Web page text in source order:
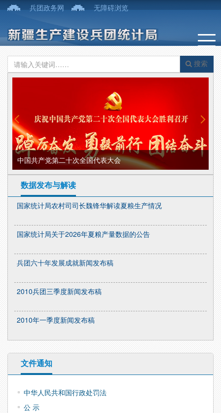
兵团政务网 无障碍浏览
搜索
中国共产党第二十次全国代表大会
数据发布与解读
国家统计局农村司司长魏锋华解读夏粮生产情况
国家统计局关于2026年夏粮产量数据的公告
兵团六十年发展成就新闻发布稿
2010兵团三季度新闻发布稿
2010年一季度新闻发布稿
文件通知
中华人民共和国行政处罚法
公 示